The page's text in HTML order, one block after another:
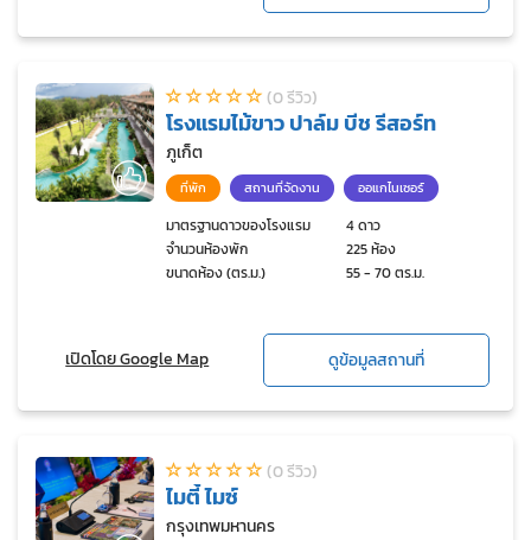
(0 รีวิว)
โรงแรมไม้ขาว ปาล์ม บีช รีสอร์ท
ภูเก็ต
ที่พัก สถานที่จัดงาน ออแกไนเซอร์
มาตรฐานดาวของโรงแรม
4 ดาว
จำนวนห้องพัก
225 ห้อง
ขนาดห้อง (ตร.ม.)
55 - 70 ตร.ม.
เปิดโดย Google Map ดูข้อมูลสถานที่
(0 รีวิว)
ไมตี้ ไมซ์
กรุงเทพมหานคร